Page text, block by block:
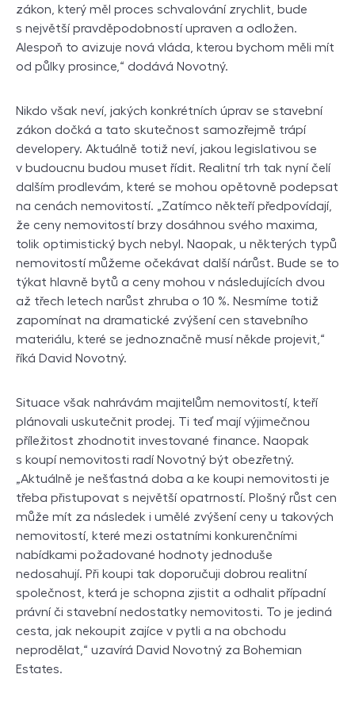
zákon, který měl proces schvalování zrychlit, bude
s největší pravděpodobností upraven a odložen.
Alespoň to avizuje nová vláda, kterou bychom měli mít
od půlky prosince,“ dodává Novotný.
Nikdo však neví, jakých konkrétních úprav se stavební
zákon dočká a tato skutečnost samozřejmě trápí
developery. Aktuálně totiž neví, jakou legislativou se
v budoucnu budou muset řídit. Realitní trh tak nyní čelí
dalším prodlevám, které se mohou opětovně podepsat
na cenách nemovitostí. „Zatímco někteří předpovídají,
že ceny nemovitostí brzy dosáhnou svého maxima,
tolik optimistický bych nebyl. Naopak, u některých typů
nemovitostí můžeme očekávat další nárůst. Bude se to
týkat hlavně bytů a ceny mohou v následujících dvou
až třech letech narůst zhruba o 10 %. Nesmíme totiž
zapomínat na dramatické zvýšení cen stavebního
materiálu, které se jednoznačně musí někde projevit,“
říká David Novotný.
Situace však nahrávám majitelům nemovitostí, kteří
plánovali uskutečnit prodej. Ti teď mají výjimečnou
příležitost zhodnotit investované finance. Naopak
s koupí nemovitosti radí Novotný být obezřetný.
„Aktuálně je nešťastná doba a ke koupi nemovitosti je
třeba přistupovat s největší opatrností. Plošný růst cen
může mít za následek i umělé zvýšení ceny u takových
nemovitostí, které mezi ostatními konkurenčními
nabídkami požadované hodnoty jednoduše
nedosahují. Při koupi tak doporučuji dobrou realitní
společnost, která je schopna zjistit a odhalit případní
právní či stavební nedostatky nemovitosti. To je jediná
cesta, jak nekoupit zajíce v pytli a na obchodu
neprodělat,“ uzavírá David Novotný za Bohemian
Estates.